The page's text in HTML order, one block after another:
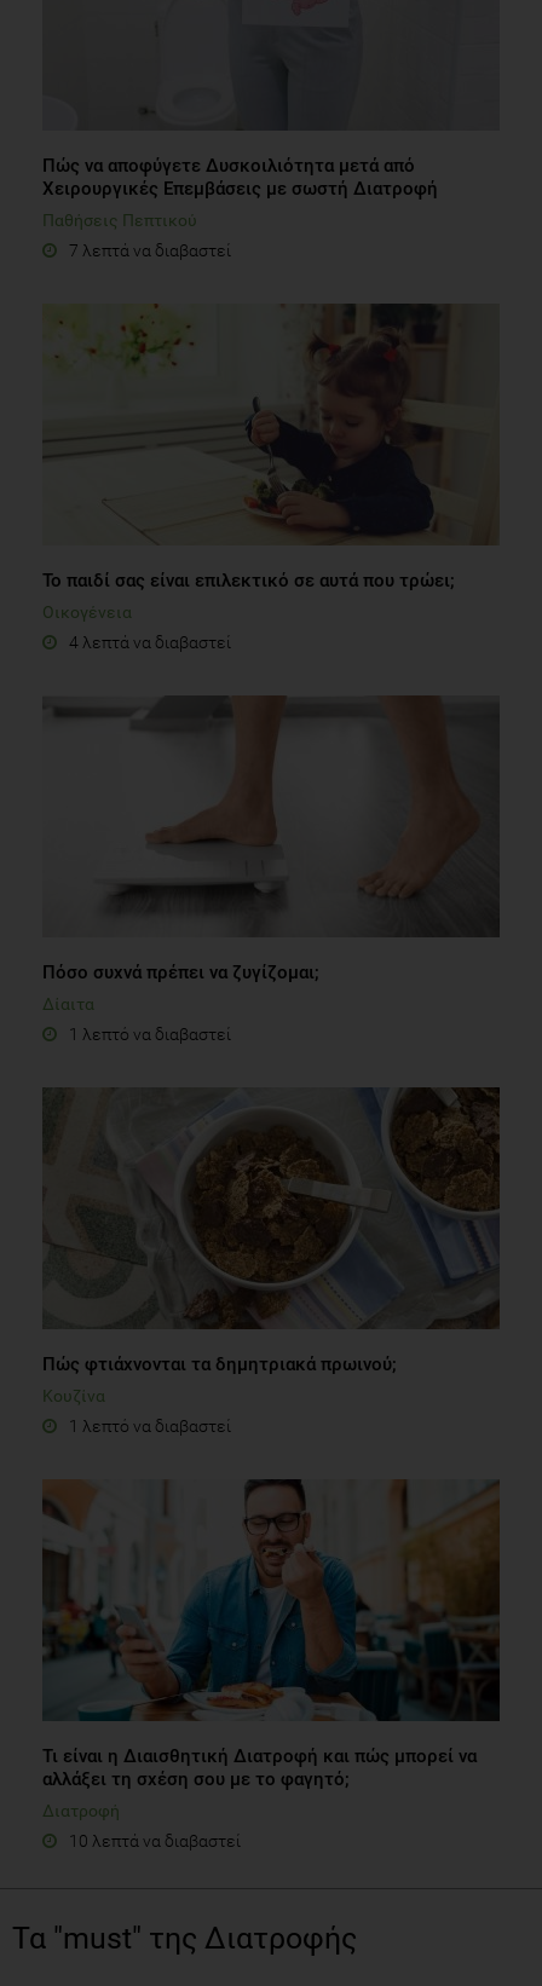
Πώς να αποφύγετε Δυσκοιλιότητα μετά από
Χειρουργικές Επεμβάσεις με σωστή Διατροφή
Παθήσεις Πεπτικού
7 λεπτά να διαβαστεί
Το παιδί σας είναι επιλεκτικό σε αυτά που τρώει;
Οικογένεια
4 λεπτά να διαβαστεί
Πόσο συχνά πρέπει να ζυγίζομαι;
Δίαιτα
1 λεπτό να διαβαστεί
Πώς φτιάχνονται τα δημητριακά πρωινού;
Κουζίνα
1 λεπτό να διαβαστεί
Τι είναι η Διαισθητική Διατροφή και πώς μπορεί να
αλλάξει τη σχέση σου με το φαγητό;
Διατροφή
10 λεπτά να διαβαστεί
Τα "must" της Διατροφής